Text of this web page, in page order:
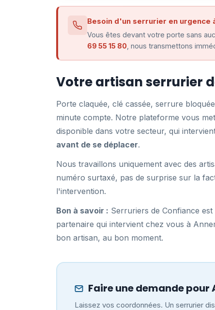
Besoin d'un serrurier en urgence
Vous êtes devant votre porte sans
69 55 15 80 , nous transmettons
Votre artisan serrurier
Porte claquée, clé cassée, serrure
minute compte. Notre plateforme vous
disponible dans votre secteur, qui
avant de se déplacer.
Nous travaillons uniquement avec des
numéro surtaxé, pas de surprise sur la
l'intervention.
Bon à savoir : Serruriers de Confiance
partenaire qui intervient chez vous à
bon artisan, au bon moment.
Faire une demande pour
Laissez vos coordonnées. Un serrurier